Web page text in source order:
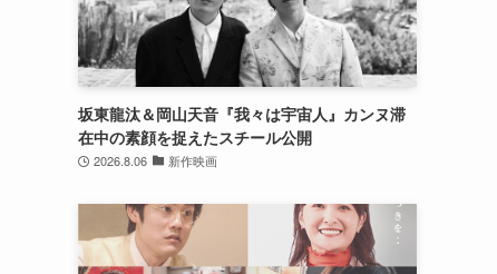
坂東龍汰＆岡山天音『我々は宇宙人』カンヌ滞
在中の素顔を捉えたスチール公開
2026.8.06 新作映画